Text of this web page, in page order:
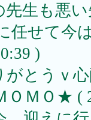
先生も悪
任せて今
)
がとうｖ
ＯＭＯ★ (